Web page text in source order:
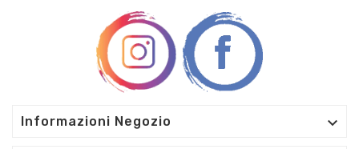
Informazioni Negozio 